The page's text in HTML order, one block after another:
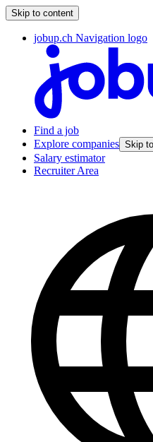
Skip to content
jobup.ch Navigation logo
Find a job
Explore companies Skip
Salary estimator
Recruiter Area